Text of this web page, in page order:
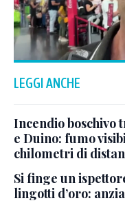
LEGGI ANCHE
Incendio boschivo
e Duino: fumo
chilometri di
Si finge un
lingotti d’oro: